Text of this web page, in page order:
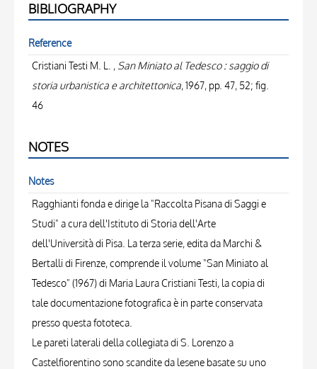
BIBLIOGRAPHY
Reference
Cristiani Testi M. L. , San Miniato al Tedesco : saggio di
storia urbanistica e architettonica, 1967, pp. 47, 52; fig.
46
NOTES
Notes
Ragghianti fonda e dirige la "Raccolta Pisana di Saggi e
Studi" a cura dell'Istituto di Storia dell'Arte
dell'Università di Pisa. La terza serie, edita da Marchi &
Bertalli di Firenze, comprende il volume "San Miniato al
Tedesco" (1967) di Maria Laura Cristiani Testi, la copia di
tale documentazione fotografica è in parte conservata
presso questa fototeca.
Le pareti laterali della collegiata di S. Lorenzo a
Castelfiorentino sono scandite da lesene basate su uno